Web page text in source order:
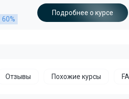
60%
Подробнее о курсе
Отзывы Похожие курсы